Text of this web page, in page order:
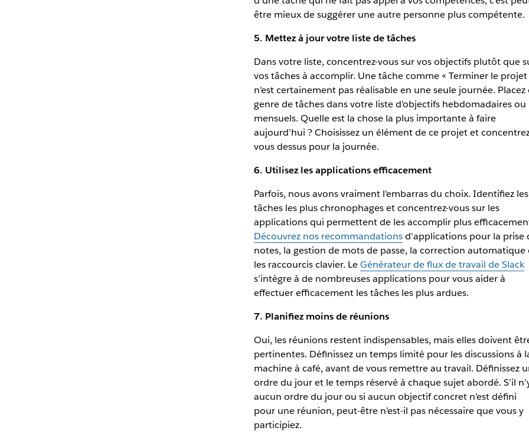
être mieux de suggérer une autre personne plus compétente.
5. Mettez à jour votre liste de tâches
Dans votre liste, concentrez-vous sur vos objectifs plutôt que
vos tâches à accomplir. Une tâche comme « Terminer le projet
n’est certainement pas réalisable en une seule journée. Placez
genre de tâches dans votre liste d’objectifs hebdomadaires ou
mensuels. Quelle est la chose la plus importante à faire
aujourd’hui ? Choisissez un élément de ce projet et
vous dessus pour la journée.
6. Utilisez les applications efficacement
Parfois, nous avons vraiment l’embarras du choix. Identifiez les
tâches les plus chronophages et concentrez-vous sur les
applications qui permettent de les accomplir plus
Découvrez nos recommandationsd’applications pour la prise
notes, la gestion de mots de passe, la correction automatique
les raccourcis clavier. LeGénérateur de flux de travail de Slack
s’intègre à de nombreuses applications pour vous aider à
effectuer efficacement les tâches les plus ardues.
7. Planifiez moins de réunions
Oui, les réunions restent indispensables, mais elles doivent
pertinentes. Définissez un temps limité pour les discussions à
machine à café, avant de vous remettre au travail. Définissez
ordre du jour et le temps réservé à chaque sujet abordé. S’il
aucun ordre du jour ou si aucun objectif concret n’est défini
pour une réunion, peut-être n’est-il pas nécessaire que vous y
participiez.